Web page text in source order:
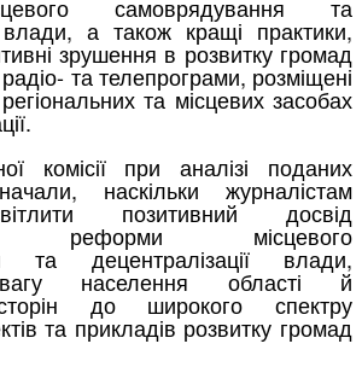
самоврядування та
влади, а також кращі практики,
зрушення в розвитку громад
радіо- та телепрограми, розміщені
та місцевих засобах
комісії при аналізі поданих
наскільки журналістам
позитивний досвід
реформи місцевого
та децентралізації влади,
населення області й
до широкого спектру
та прикладів розвитку громад